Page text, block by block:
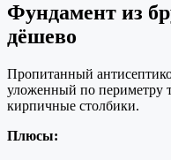
Фундамент из
дёшево
Пропитанный
уложенный по периметру
кирпичные столбики.
Плюсы: